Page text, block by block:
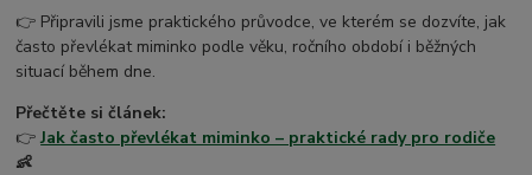
👉 Připravili jsme praktického průvodce, ve kterém se dozvíte, jak
často převlékat miminko podle věku, ročního období i běžných
situací během dne.
Přečtěte si článek:
👉Jak často převlékat miminko – praktické rady pro rodiče
👶